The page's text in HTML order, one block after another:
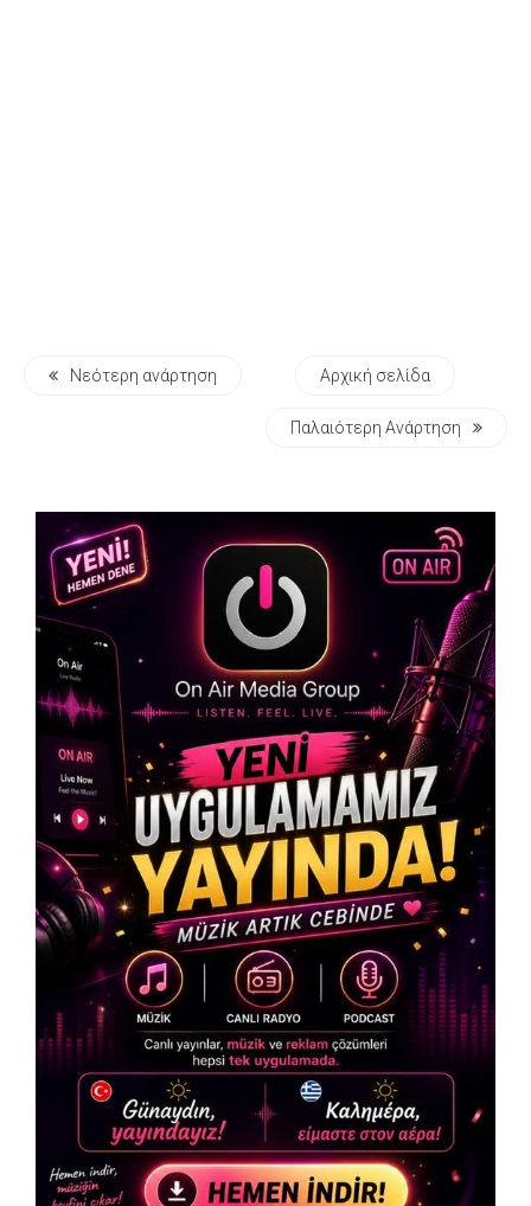
Νεότερη ανάρτηση Αρχική σελίδα
Παλαιότερη Ανάρτηση